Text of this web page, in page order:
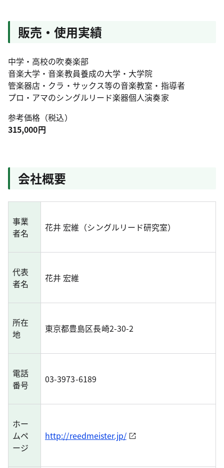
販売・使用実績
中学・高校の吹奏楽部
音楽大学・音楽教員養成の大学・大学院
管楽器店・クラ・サックス等の音楽教室・指導者
プロ・アマのシングルリード楽器個人演奏家
参考価格（税込）
315,000円
会社概要
事業
者名
花井 宏維（シングルリード研究室）
代表
者名
花井 宏維
所在
地
東京都豊島区長崎2-30-2
電話
番号
03-3973-6189
ホー
ムペ
ージ
http://reedmeister.jp/